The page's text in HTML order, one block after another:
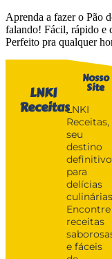
Aprenda a fazer o Pão
falando! Fácil, rápido e
Perfeito pra qualquer
LNKI
Receitas
Nosso
Site
LNKI
Receitas,
seu
destino
definitivo
para
delícias
Encontre
receitas
e fáceis